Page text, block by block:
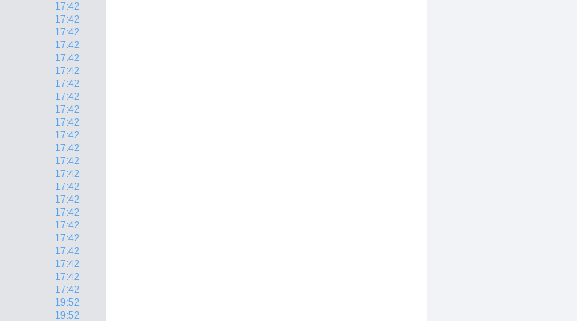
17:42
17:42
17:42
17:42
17:42
17:42
17:42
17:42
17:42
17:42
17:42
17:42
17:42
17:42
17:42
17:42
17:42
17:42
17:42
17:42
17:42
17:42
17:42
19:52
19:52